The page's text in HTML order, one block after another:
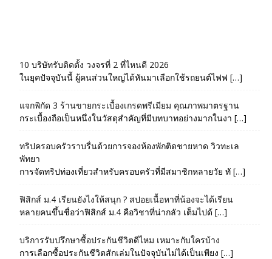
10 บริษัทรับติดตั้ง วงจรที่ 2 ที่ไหนดี 2026
ในยุคปัจจุบันนี้ ผู้คนส่วนใหญ่ได้หันมาเลือกใช้รถยนต์ไฟฟ […]
แจกพิกัด 3 ร้านขายกระเบื้องเกรดพรีเมียม คุณภาพมาตรฐาน
กระเบื้องถือเป็นหนึ่งในวัสดุสำคัญที่มีบทบาทอย่างมากในงา […]
ทริปครอบครัวราบรื่นด้วยการจองห้องพักติดชายหาด วิวทะเล
พัทยา
การจัดทริปท่องเที่ยวสำหรับครอบครัวที่มีสมาชิกหลายวัย ทั […]
ฟิสิกส์ ม.4 เรียนยังไงให้สนุก ? สปอยเนื้อหาที่น้องจะได้เรียน
หลายคนขึ้นชื่อว่าฟิสิกส์ ม.4 คือวิชาที่น่ากลัว เต็มไปด้ […]
บริการรับปรึกษาซื้อประกันชีวิตดีไหม เหมาะกับใครบ้าง
การเลือกซื้อประกันชีวิตสักเล่มในปัจจุบันไม่ได้เป็นเพียง […]